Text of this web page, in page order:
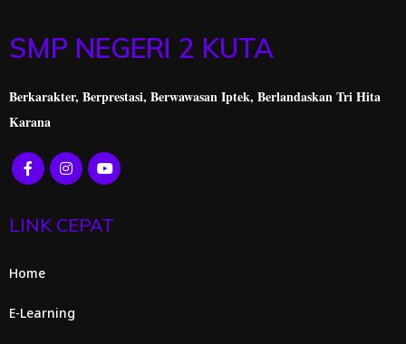
SMP NEGERI 2 KUTA
Berkarakter, Berprestasi, Berwawasan Iptek, Berlandaskan Tri Hita
Karana
LINK CEPAT
Home
E-Learning